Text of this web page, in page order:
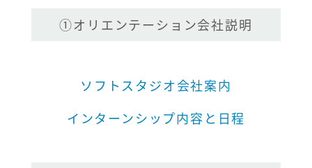
①オリエンテーション会社説明
ソフトスタジオ会社案内
インターンシップ内容と日程